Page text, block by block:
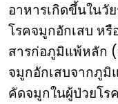
อาหารเกิดขึ้นในวั
โรคจมูกอักเสบ หรื
สารก่อภูมิแพ้หลัก
จมูกอักเสบจากภูมิ
คัดจมูกในผู้ป่วยโร